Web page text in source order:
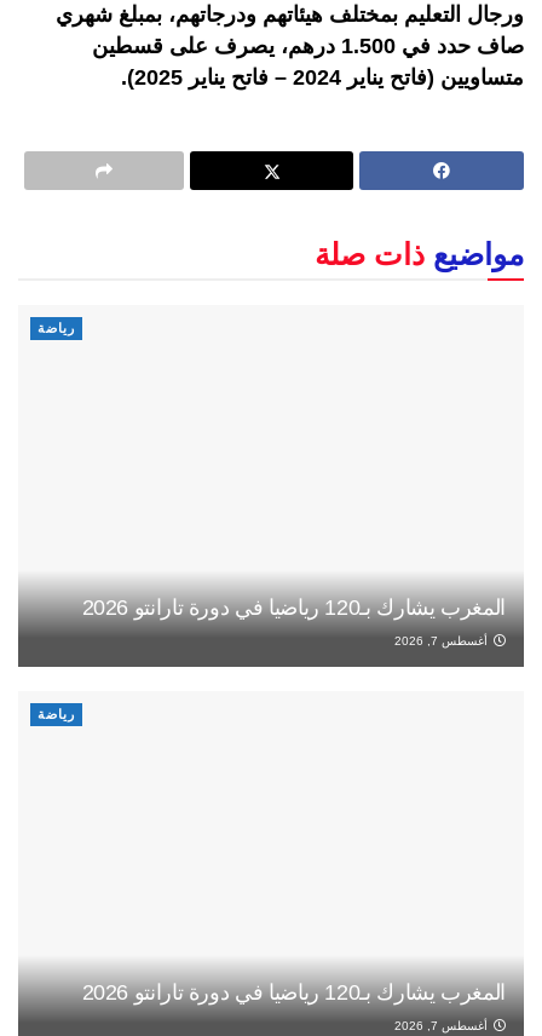
ورجال التعليم بمختلف هيئاتهم ودرجاتهم، بمبلغ شهري
صاف حدد في 1.500 درهم، يصرف على قسطين
متساويين (فاتح يناير 2024 – فاتح يناير 2025).
مواضيع ذات صلة
رياضة
المغرب يشارك بـ120 رياضيا في دورة تارانتو 2026
أغسطس 7, 2026
رياضة
المغرب يشارك بـ120 رياضيا في دورة تارانتو 2026
أغسطس 7, 2026